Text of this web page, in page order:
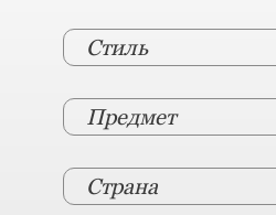
Стиль
Предмет
Страна